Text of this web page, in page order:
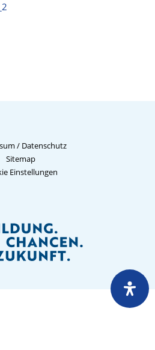
/ Datenschutz
Sitemap
Einstellungen